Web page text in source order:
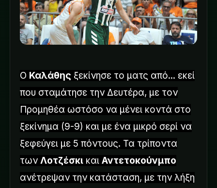
Ο Καλάθης ξεκίνησε το ματς από... εκεί
που σταμάτησε την Δευτέρα, με τον
Προμηθέα ωστόσο να μένει κοντά στο
ξεκίνημα (9-9) και με ένα μικρό σερί να
ξεφεύγει με 5 πόντους. Τα τρίποντα
των Λοτζέσκι και Αντετοκούνμπο
ανέτρεψαν την κατάσταση, με την λήξη